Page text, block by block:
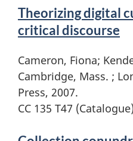
Theorizing digital
critical discourse
Cameron, Fiona;
Cambridge, Mass. ;
Press, 2007.
CC 135 T47 (Catalogue)